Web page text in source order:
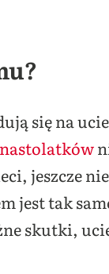
się na
nastolatków
jeszcze
tak
skutki,